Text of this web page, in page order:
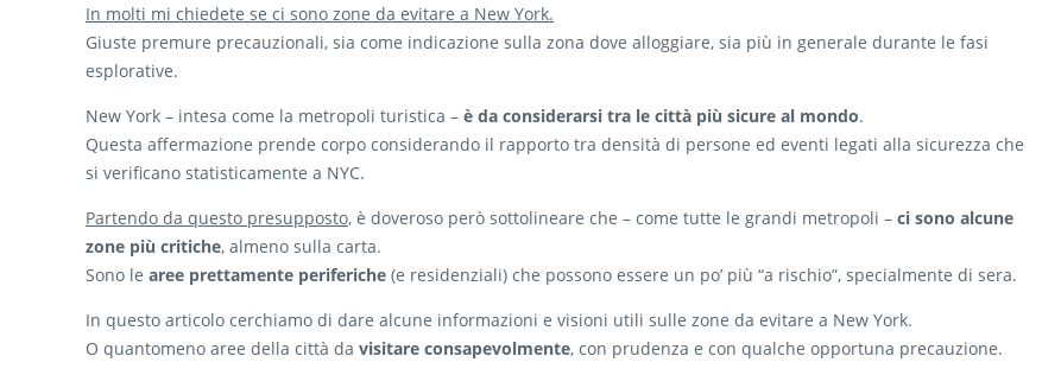
In molti mi chiedete se ci sono zone da evitare a New York.
Giuste premure precauzionali, sia come indicazione sulla zona dove alloggiare, sia più in generale durante le fasi
esplorative.
New York – intesa come la metropoli turistica – è da considerarsi tra le città più sicure al mondo.
Questa affermazione prende corpo considerando il rapporto tra densità di persone ed eventi legati alla sicurezza che
si verificano statisticamente a NYC.
Partendo da questo presupposto, è doveroso però sottolineare che – come tutte le grandi metropoli – ci sono alcune
zone più critiche, almeno sulla carta.
Sono le aree prettamente periferiche (e residenziali) che possono essere un po’ più “a rischio”, specialmente di sera.
In questo articolo cerchiamo di dare alcune informazioni e visioni utili sulle zone da evitare a New York.
O quantomeno aree della città da visitare consapevolmente, con prudenza e con qualche opportuna precauzione.